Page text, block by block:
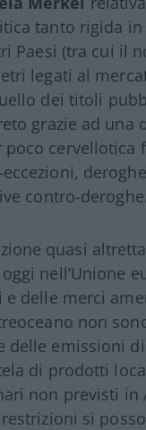
tanto rigida
Paesi (tra cui il
legati al
dei titoli
grazie ad una
poco cervellotica
contro-deroghe.
quasi
nell’Unione
delle merci
non
delle emissioni
di prodotti
non previsti in
si